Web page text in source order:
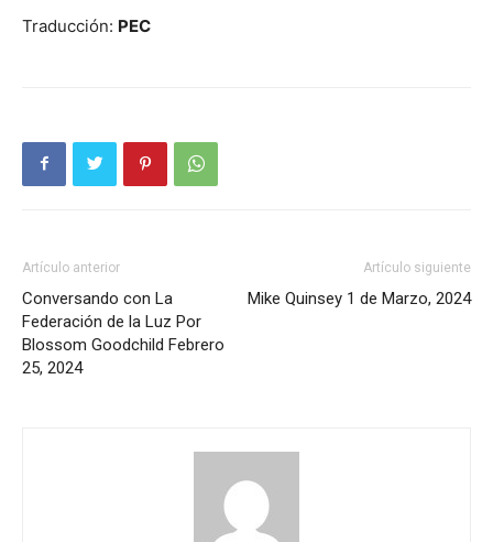
Traducción: PEC
Artículo anterior
Conversando con La
Federación de la Luz Por
Blossom Goodchild Febrero
25, 2024
Artículo siguiente
Mike Quinsey 1 de Marzo, 2024